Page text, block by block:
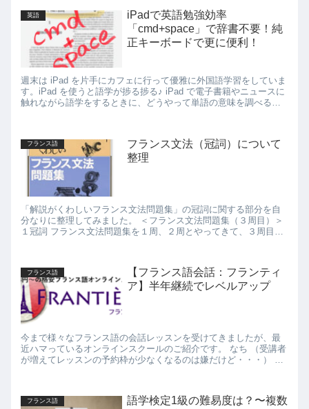
英語
iPadで英語勉強効率
「cmd+space」で辞書不要！純
正キーボードで更に便利！
週末は iPad を片手にカフェに行って優雅に外国語学習をしていま
す。iPad を使うと語学が捗る捗る♪ iPad で電子書籍やニュースに
触れながら語学をするときに、どうやって単語の意味を調べる
フランス語
フランス文法（冠詞）について
整理
「解説がくわしいフランス文法問題集」の冠詞に関する部分を自
分なりに整理してみました。 ＜フランス文法問題集（３周目）＞
１冠詞 フランス文法問題集を１周、２周とやってきて、３周目に
フランス語
【フランス語会話：フランティ
ア】半年継続でレベルアップ
今まで様々なフランス語の会話レッスンを受けてきましたが、最
近ハマっているオンラインスクールのご紹介です。 なち （受講者
が増えてレッスンの予約枠が少なくなるのは嫌だけど・・・） ぜ
フランス語
語学検定1級の難易度は？〜複数